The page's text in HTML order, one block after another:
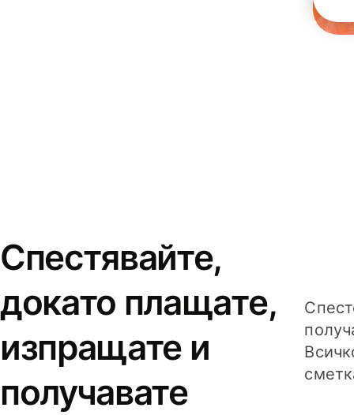
Спестявайте,
докато плащате,
изпращате и
получавате